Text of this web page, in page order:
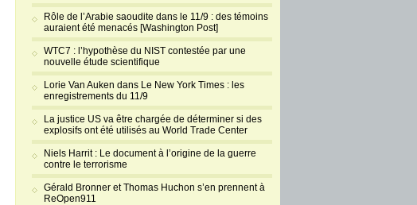
Rôle de l’Arabie saoudite dans le 11/9 : des témoins
auraient été menacés [Washington Post]
WTC7 : l’hypothèse du NIST contestée par une
nouvelle étude scientifique
Lorie Van Auken dans Le New York Times : les
enregistrements du 11/9
La justice US va être chargée de déterminer si des
explosifs ont été utilisés au World Trade Center
Niels Harrit : Le document à l’origine de la guerre
contre le terrorisme
Gérald Bronner et Thomas Huchon s’en prennent à
ReOpen911